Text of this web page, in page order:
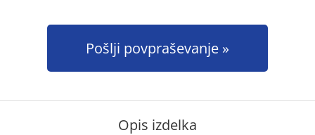
Pošlji povpraševanje
Opis izdelka